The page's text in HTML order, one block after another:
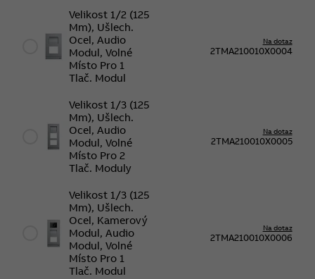
Velikost 1/2 (125
Mm), Ušlech.
Ocel, Audio
Modul, Volné
Místo Pro 1
Tlač. Modul
Na dotaz
2TMA210010X0004
Velikost 1/3 (125
Mm), Ušlech.
Ocel, Audio
Modul, Volné
Místo Pro 2
Tlač. Moduly
Na dotaz
2TMA210010X0005
Velikost 1/3 (125
Mm), Ušlech.
Ocel, Kamerový
Modul, Audio
Modul, Volné
Místo Pro 1
Tlač. Modul
Na dotaz
2TMA210010X0006